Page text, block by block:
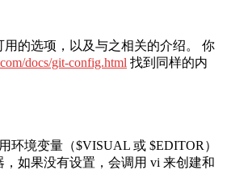
的选项，以及与之相关的介绍。 你
docs/git-config.html 找到同样的内
环境变量（$VISUAL 或 $EDITOR）
如果没有设置，会调用 vi 来创建和